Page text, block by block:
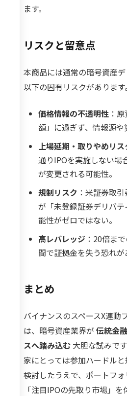
ます。
リスクと留意点
本商品には通常の暗号資産デ
以下の固有リスクがあります。
価格情報の不透明性 ：
額」に過ぎず、情報源や
上場延期・取りやめリス
通りIPOを実施しない場
が変更される可能性。
規制リスク ：米証券取
が「未登録証券デリバ
能性がゼロではない。
高レバレッジ ：20倍ま
間で証拠金を失う恐れが
まとめ
バイナンスのスペースX連動
は、暗号資産業界が 伝統金
スへ踏み込む 大胆な試みで
家にとっては参加ハードル
検討したうえで、ポートフ
「注目IPOの先取り市場」